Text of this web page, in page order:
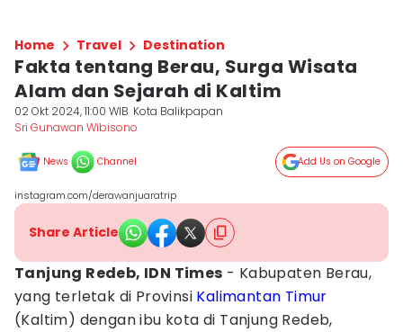
Home Travel Destination
Fakta tentang Berau, Surga Wisata
Alam dan Sejarah di Kaltim
02 Okt 2024, 11:00 WIB Kota Balikpapan
Sri Gunawan Wibisono
News Channel Add Us on Google
instagram.com/derawanjuaratrip
Share Article
Tanjung Redeb, IDN Times - Kabupaten Berau,
yang terletak di Provinsi Kalimantan Timur
(Kaltim) dengan ibu kota di Tanjung Redeb,